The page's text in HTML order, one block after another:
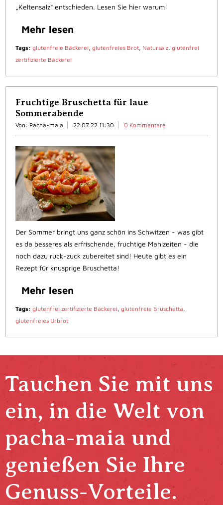
„Keltensalz“ entschieden. Lesen Sie hier warum!
Mehr lesen
Tags: glutenfreie Bäckerei, glutenfreies Brot, Natursalz, glutenfrei
zertifizierte Bäckerei
Fruchtige Bruschetta für laue
Sommerabende
Von: Pacha-maia 22.07.22 11:30 0 Kommentare
Der Sommer bringt uns ganz schön ins Schwitzen - was gibt
es da besseres als erfrischende, fruchtige Mahlzeiten - die
noch dazu ruck-zuck zubereitet sind! Heute gibt es ein
Rezept für knusprige Bruschetta!
Mehr lesen
Tags: glutenfrei zertifizierte Bäckerei, glutenfreie Bruschetta,
glutenfreies Urbrot
Tauchen Sie mit uns
ein, in die Welt von
pacha-maia und
genießen Sie Ihre
Genuss-Vorteile.